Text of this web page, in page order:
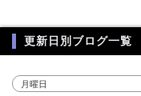
更新日別ブログ一覧
月曜日